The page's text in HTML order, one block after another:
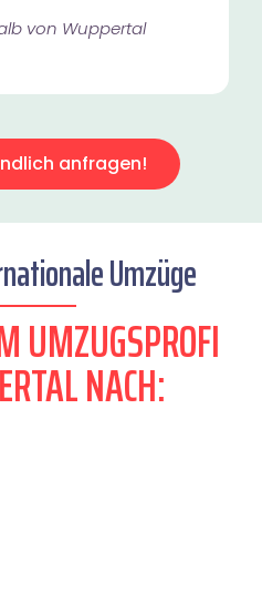
von Wuppertal​
anfragen!
Umzüge
UMZUGSPROFI
NACH: